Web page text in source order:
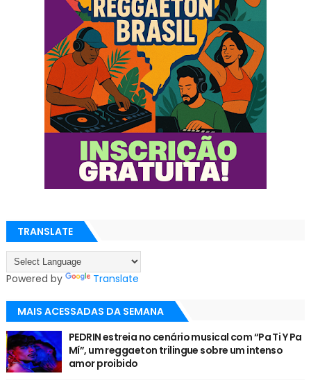
TRANSLATE
Powered by Translate
MAIS ACESSADAS DA SEMANA
PEDRIN estreia no cenário musical com “Pa Ti Y Pa
Mí”, um reggaeton trilingue sobre um intenso
amor proibido